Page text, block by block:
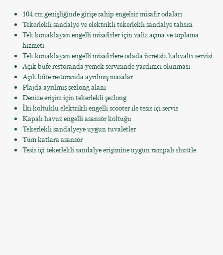
104 cm genişliğinde girişe sahip engelsiz misafir odaları
Tekerlekli sandalye ve elektrikli tekerlekli sandalye tahsisi
Tek konaklayan engelli misafirler için valiz açma ve toplama
hizmeti
Tek konaklayan engelli misafirlere odada ücretsiz kahvaltı servisi
Açık büfe restoranda yemek servisinde yardımcı olunması
Açık büfe restoranda ayrılmış masalar
Plajda ayrılmış şezlong alanı
Denize erişim için tekerlekli şezlong
İki koltuklu elektrikli engelli scooter ile tesis içi servis
Kapalı havuz engelli asansör koltuğu
Tekerlekli sandalyeye uygun tuvaletler
Tüm katlara asansör
Tesis içi tekerlekli sandalye erişimine uygun rampalı shuttle